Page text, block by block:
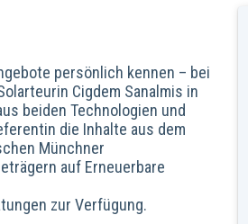
persönlich kennen – bei
Cigdem Sanalmis in
beiden Technologien und
die Inhalte aus dem
Münchner
auf Erneuerbare
zur Verfügung.